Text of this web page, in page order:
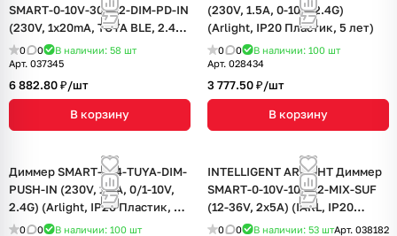
SMART-0-10V-301-72-DIM-PD-IN
(230V, 1x20mA, TUYA BLE, 2.4G)
(IARL, IP20 Пластик, 5 лет)
0 0 В наличии: 58 шт
Арт. 037345
6 882.80 ₽/шт
В корзину
(230V, 1.5А, 0-10V, 2.4G)
(Arlight, IP20 Пластик, 5 лет)
0 0 В наличии: 100 шт
Арт. 028434
3 777.50 ₽/шт
В корзину
Диммер SMART-D14-TUYA-DIM-
PUSH-IN (230V, 1.5A, 0/1-10V,
2.4G) (Arlight, IP20 Пластик, 5
лет)
0 0 В наличии: 100 шт
INTELLIGENT ARLIGHT Диммер
SMART-0-10V-102-72-MIX-SUF
(12-36V, 2x5A) (IARL, IP20
Пластик, 5 лет)
0 0 В наличии: 53 штАрт. 038182